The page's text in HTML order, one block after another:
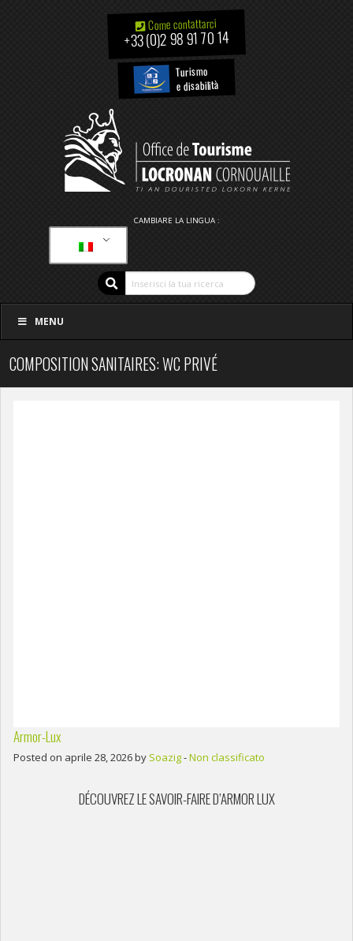
Come contattarci
+33 (0)2 98 91 70 14
Turismo
e disabilità
CAMBIARE LA LINGUA :
MENU
COMPOSITION SANITAIRES: WC PRIVÉ
Armor-Lux
Posted on aprile 28, 2026 by Soazig-Non classificato
DÉCOUVREZ LE SAVOIR-FAIRE D’ARMOR LUX